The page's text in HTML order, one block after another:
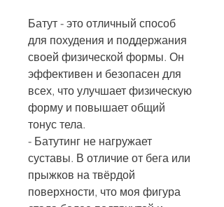
Батут - это отличный способ
для похудения и поддержания
своей физической формы. Он
эффективен и безопасен для
всех, что улучшает физическую
форму и повышает общий
тонус тела.
- Батутинг не нагружает
суставы. В отличие от бега или
прыжков на твёрдой
поверхности, что моя фигура